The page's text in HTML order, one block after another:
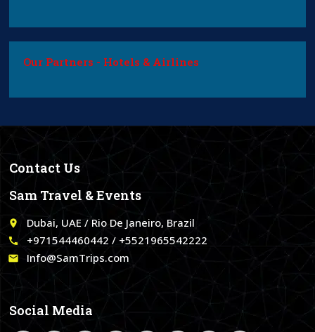
Our Partners - Hotels & Airlines
Contact Us
Sam Travel & Events
place Dubai, UAE / Rio De Janeiro, Brazil
call +971544460442 / +5521965542222
email Info@SamTrips.com
Social Media